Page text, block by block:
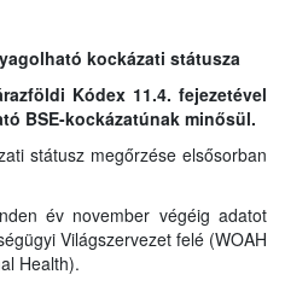
kockázati státusza
Kódex 11.4. fejezetével
BSE-kockázatúnak minősül.
státusz megőrzése elsősorban
év november végéig adatot
Világszervezet felé (WOAH
Health).